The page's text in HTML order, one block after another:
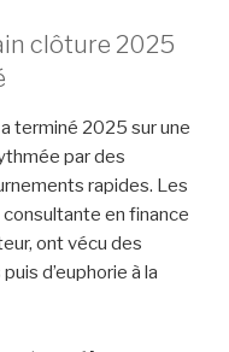
clôture 2025
a terminé 2025 sur une
par des
rapides. Les
consultante en finance
ont vécu des
d’euphorie à la